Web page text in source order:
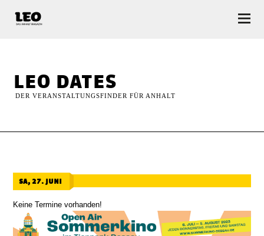
leo dates
DER VERANSTALTUNGSFINDER FÜR ANHALT
sa, 27. juni
Keine Termine vorhanden!